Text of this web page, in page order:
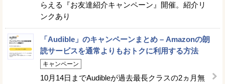
らえる『お友達紹介キャンペーン』開催。紹介リ
ンクあり
「Audible」のキャンペーンまとめ – Amazonの朗
読サービスを通常よりもおトクに利用する方法
キャンペーン
10月14日までAudibleが過去最長クラスの2ヵ月無